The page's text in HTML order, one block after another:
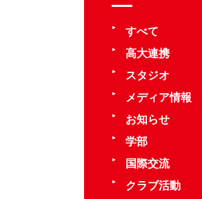
すべて
高大連携
スタジオ
メディア情報
お知らせ
学部
国際交流
クラブ活動